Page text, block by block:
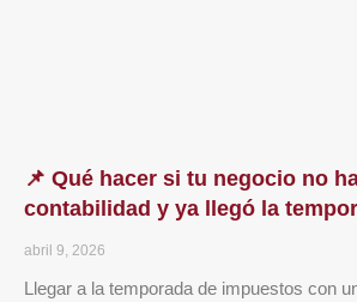
📌 Qué hacer si tu negocio no
contabilidad y ya llegó la
abril 9, 2026
Llegar a la temporada de impuestos con